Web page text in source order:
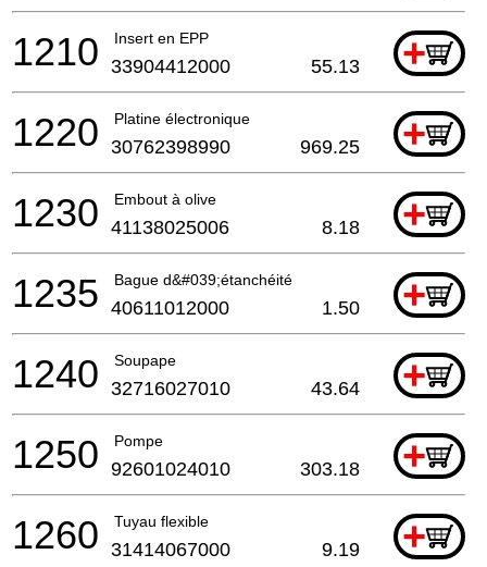
Insert en EPP +
1210 33904412000 55.13
Platine électronique +
1220 30762398990 969.25
Embout à olive +
1230 41138025006 8.18
Bague d&#039;étanchéité +
1235 40611012000 1.50
Soupape +
1240 32716027010 43.64
Pompe +
1250 92601024010 303.18
Tuyau flexible +
1260 31414067000 9.19